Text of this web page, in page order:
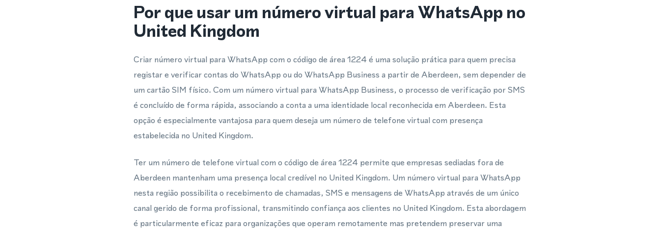
Por que usar um número virtual para WhatsApp no
United Kingdom
Criar número virtual para WhatsApp com o código de área 1224 é uma solução prática para quem precisa
registar e verificar contas do WhatsApp ou do WhatsApp Business a partir de Aberdeen, sem depender de
um cartão SIM físico. Com um número virtual para WhatsApp Business, o processo de verificação por SMS
é concluído de forma rápida, associando a conta a uma identidade local reconhecida em Aberdeen. Esta
opção é especialmente vantajosa para quem deseja um número de telefone virtual com presença
estabelecida no United Kingdom.
Ter um número de telefone virtual com o código de área 1224 permite que empresas sediadas fora de
Aberdeen mantenham uma presença local credível no United Kingdom. Um número virtual para WhatsApp
nesta região possibilita o recebimento de chamadas, SMS e mensagens de WhatsApp através de um único
canal gerido de forma profissional, transmitindo confiança aos clientes no United Kingdom. Esta abordagem
é particularmente eficaz para organizações que operam remotamente mas pretendem preservar uma